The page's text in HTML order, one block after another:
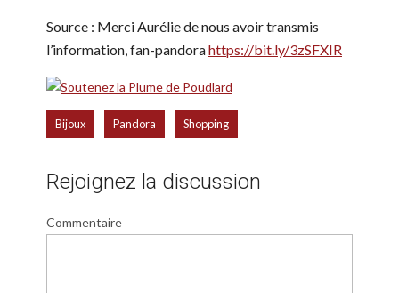
Source : Merci Aurélie de nous avoir transmis
l’information, fan-pandorahttps://bit.ly/3zSFXIR
Bijoux Pandora Shopping
Rejoignez la discussion
Commentaire